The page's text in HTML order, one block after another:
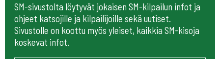
SM-sivustolta löytyvät jokaisen SM-kilpailun infot ja
ohjeet katsojille ja kilpailijoille sekä uutiset.
Sivustolle on koottu myös yleiset, kaikkia SM-kisoja
koskevat infot.